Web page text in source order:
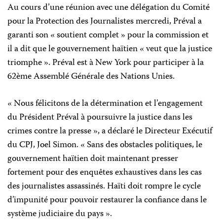
Au cours d’une réunion avec une délégation du Comité
pour la Protection des Journalistes mercredi, Préval a
garanti son « soutient complet » pour la commission et
il a dit que le gouvernement haïtien « veut que la justice
triomphe ». Préval est à New York pour participer à la
62ème Assemblé Générale des Nations Unies.
« Nous félicitons de la détermination et l’engagement
du Président Préval à poursuivre la justice dans les
crimes contre la presse », a déclaré le Directeur Exécutif
du CPJ, Joel Simon. « Sans des obstacles politiques, le
gouvernement haïtien doit maintenant presser
fortement pour des enquêtes exhaustives dans les cas
des journalistes assassinés. Haïti doit rompre le cycle
d’impunité pour pouvoir restaurer la confiance dans le
système judiciaire du pays ».